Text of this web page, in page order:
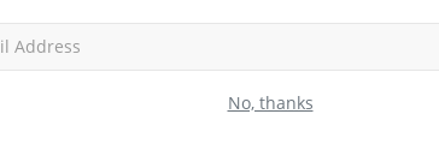
No, thanks